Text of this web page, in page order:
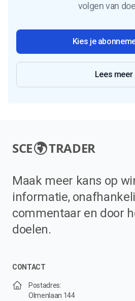
volgen van
Kies je
Lees meer
SCE TRADER
Maak meer kans op
informatie,
commentaar en door
doelen.
CONTACT
Postadres:
Olmenlaan 144